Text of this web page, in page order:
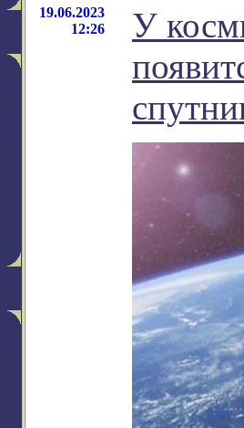
19.06.2023
12:26
У